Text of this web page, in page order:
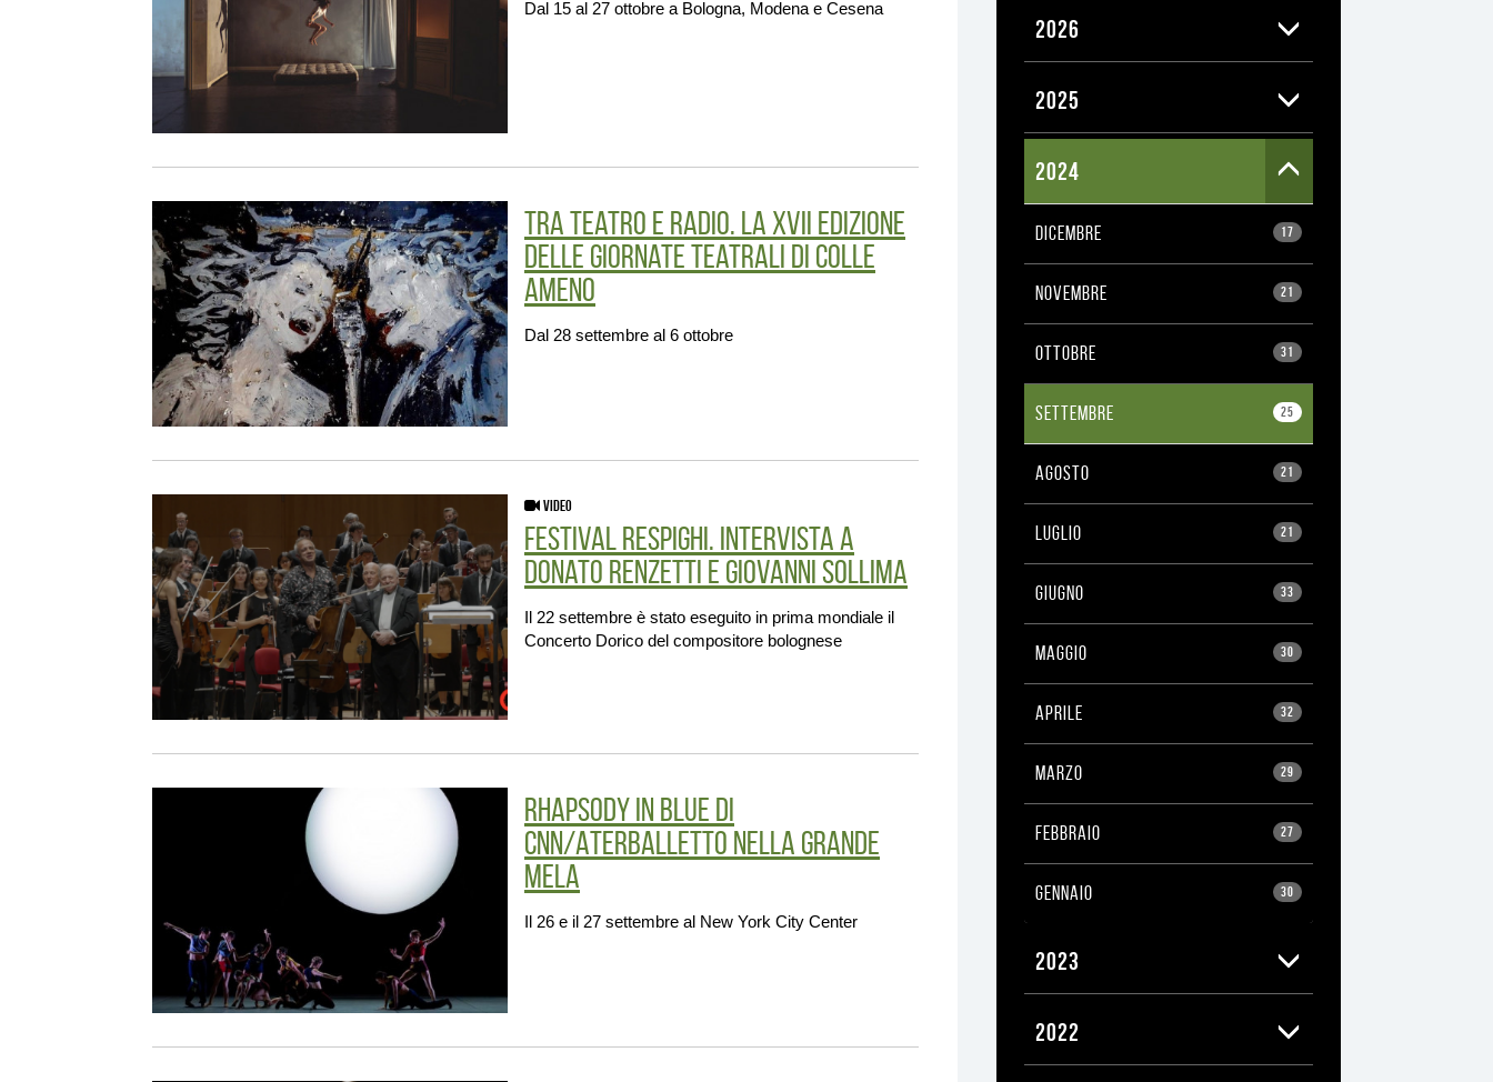
Dal 15 al 27 ottobre a Bologna, Modena e Cesena
Tra teatro e radio. La XVII edizione
delle Giornate Teatrali di Colle
Ameno
Dal 28 settembre al 6 ottobre
VIDEO
Festival Respighi. Intervista a
Donato Renzetti e Giovanni Sollima
Il 22 settembre è stato eseguito in prima mondiale il
Concerto Dorico del compositore bolognese
Rhapsody in Blue di
CNN/Aterballetto nella Grande
Mela
Il 26 e il 27 settembre al New York City Center
2026
2025
2024
17
DICEMBRE
21
NOVEMBRE
31
OTTOBRE
25
SETTEMBRE
21
AGOSTO
21
LUGLIO
33
GIUGNO
30
MAGGIO
32
APRILE
29
MARZO
27
FEBBRAIO
30
GENNAIO
2023
2022